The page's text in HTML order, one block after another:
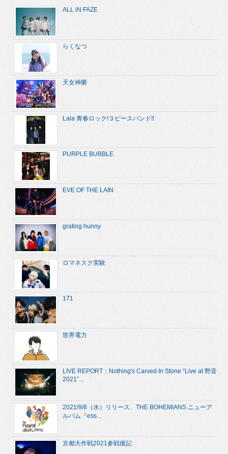
ALL iN FAZE
らくなつ
天女神樂
Lala 青春ロック!３ピースバンド!!
PURPLE BUBBLE
EVE OF THE LAIN
grating hunny
ロマネスク実験
171
世界電力
LIVE REPORT：Nothing's Carved In Stone “Live at 野音
2021”...
2021/9/8（水）リリース、THE BOHEMIANS ニューア
ルバム『ess...
京都大作戦2021参戦後記